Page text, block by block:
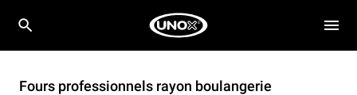
Fours professionnels rayon boulangerie